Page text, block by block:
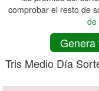
comprobar el resto de
de
Genera
Tris Medio Día